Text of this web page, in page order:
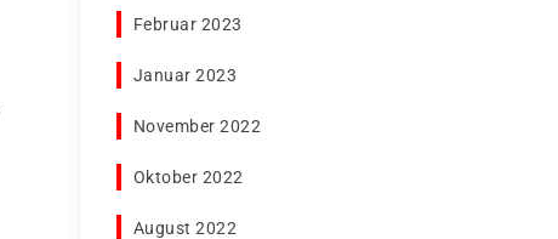
Februar 2023
Januar 2023
November 2022
Oktober 2022
August 2022